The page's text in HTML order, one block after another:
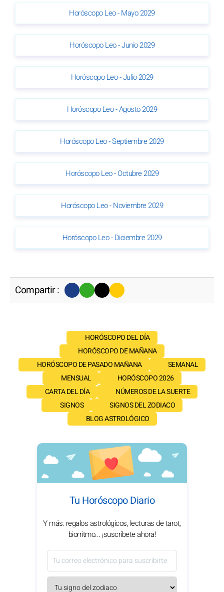
Horóscopo Leo - Mayo 2029
Horóscopo Leo - Junio 2029
Horóscopo Leo - Julio 2029
Horóscopo Leo - Agosto 2029
Horóscopo Leo - Septiembre 2029
Horóscopo Leo - Octubre 2029
Horóscopo Leo - Noviembre 2029
Horóscopo Leo - Diciembre 2029
Compartir :
HORÓSCOPO DEL DÍA
HORÓSCOPO DE MAÑANA
HORÓSCOPO DE PASADO MAÑANA
SEMANAL
MENSUAL
HORÓSCOPO 2026
CARTA DEL DÍA
NÚMEROS DE LA SUERTE
SIGNOS
SIGNOS DEL ZODIACO
BLOG ASTROLÓGICO
Tu Horóscopo Diario
Y más: regalos astrológicos, lecturas de tarot,
biorritmo... ¡suscríbete ahora!